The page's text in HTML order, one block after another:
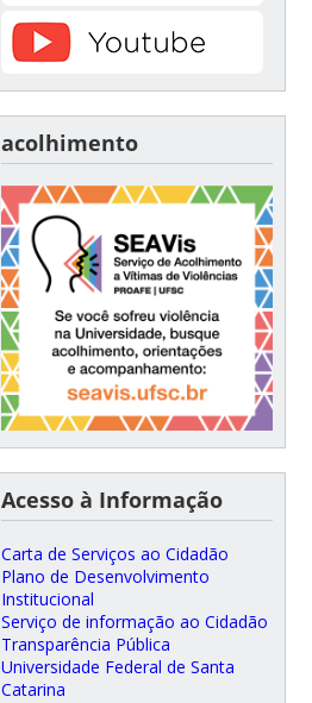
acolhimento
Acesso à Informação
Carta de Serviços ao Cidadão
Plano de Desenvolvimento
Institucional
Serviço de informação ao Cidadão
Transparência Pública
Universidade Federal de Santa
Catarina